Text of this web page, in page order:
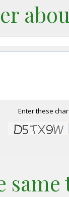
Enter these